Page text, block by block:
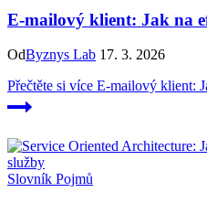
E-mailový klient: Jak na
OdByznys Lab 17. 3. 2026
Přečtěte si více E-mailový klient:
Slovník Pojmů